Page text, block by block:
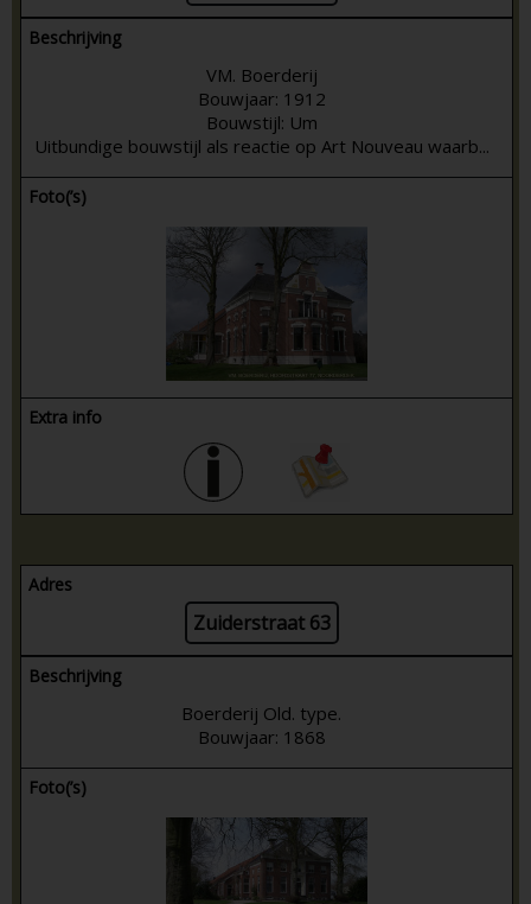
Beschrijving
VM. Boerderij
Bouwjaar: 1912
Bouwstijl: Um
Uitbundige bouwstijl als reactie op Art Nouveau waarb...
Foto(’s)
Extra info
Adres
Zuiderstraat 63
Beschrijving
Boerderij Old. type.
Bouwjaar: 1868
Foto(’s)